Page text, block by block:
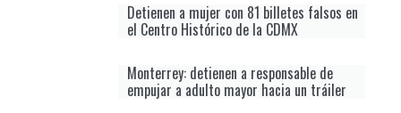
Detienen a mujer con 81 billetes falsos en
el Centro Histórico de la CDMX
Monterrey: detienen a responsable de
empujar a adulto mayor hacia un tráiler